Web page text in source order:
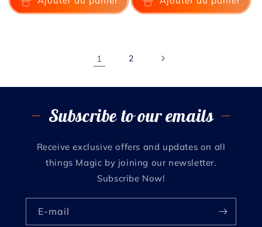
1 2
Subscribe to our emails
Receive exclusive offers and updates on all
things Magic by joining our newsletter.
Subscribe Now!
E-mail